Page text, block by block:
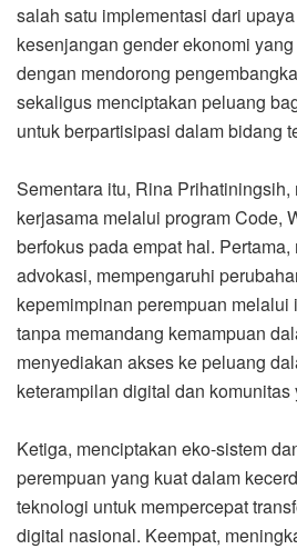
salah satu implementasi dari
kesenjangan gender ekonomi
dengan mendorong
sekaligus menciptakan peluang
untuk berpartisipasi dalam bidang
Sementara itu, Rina Prihatiningsih,
kerjasama melalui program Code,
berfokus pada empat hal.
advokasi, mempengaruhi
kepemimpinan perempuan
tanpa memandang kemampuan
menyediakan akses ke peluang
keterampilan digital dan komunitas
Ketiga, menciptakan eko-sistem
perempuan yang kuat dalam
teknologi untuk mempercepat
digital nasional. Keempat,